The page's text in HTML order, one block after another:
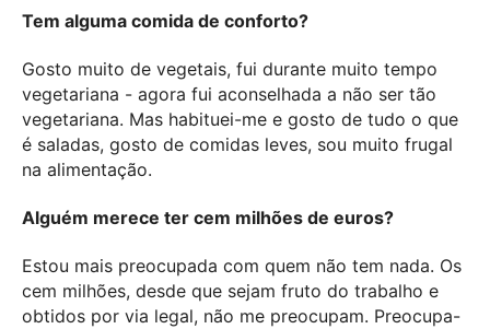
Tem alguma comida de conforto?
Gosto muito de vegetais, fui durante muito tempo
vegetariana - agora fui aconselhada a não ser tão
vegetariana. Mas habituei-me e gosto de tudo o que
é saladas, gosto de comidas leves, sou muito frugal
na alimentação.
Alguém merece ter cem milhões de euros?
Estou mais preocupada com quem não tem nada. Os
cem milhões, desde que sejam fruto do trabalho e
obtidos por via legal, não me preocupam. Preocupa-